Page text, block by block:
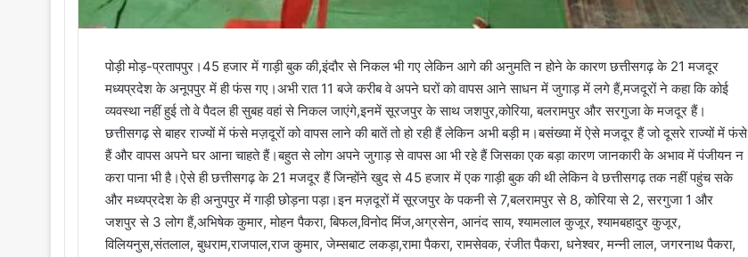
पोड़ी मोड़-प्रतापपुर।45 हजार में गाड़ी बुक की,इंदौर से निकल भी गए लेकिन आगे की अनुमति न होने के कारण छत्तीसगढ़ के 21 मजदूर
मध्यप्रदेश के अनूपपुर में ही फंस गए।अभी रात 11 बजे करीब वे अपने घरों को वापस आने साधन में जुगाड़ में लगे हैं,मजदूरों ने कहा कि कोई
व्यवस्था नहीं हुई तो वे पैदल ही सुबह वहां से निकल जाएंगे,इनमें सूरजपुर के साथ जशपुर,कोरिया, बलरामपुर और सरगुजा के मजदूर हैं।
छत्तीसगढ़ से बाहर राज्यों में फंसे मज़दूरों को वापस लाने की बातें तो हो रही हैं लेकिन अभी बड़ी म।बसंख्या में ऐसे मजदूर हैं जो दूसरे राज्यों में फंसे
हैं और वापस अपने घर आना चाहते हैं।बहुत से लोग अपने जुगाड़ से वापस आ भी रहे हैं जिसका एक बड़ा कारण जानकारी के अभाव में पंजीयन न
करा पाना भी है।ऐसे ही छत्तीसगढ़ के 21 मजदूर हैं जिन्होंने खुद से 45 हजार में एक गाड़ी बुक की थी लेकिन वे छत्तीसगढ़ तक नहीं पहुंच सके
और मध्यप्रदेश के ही अनुपपुर में गाड़ी छोड़ना पड़ा।इन मज़दूरों में सूरजपुर के पकनी से 7,बलरामपुर से 8, कोरिया से 2, सरगुजा 1 और
जशपुर से 3 लोग हैं,अभिषेक कुमार, मोहन पैकरा, बिफल,विनोद मिंज,अग्रसेन, आनंद साय, श्यामलाल कुजूर, श्यामबहादुर कुजूर,
विलियनुस,संतलाल, बुधराम,राजपाल,राज कुमार, जेम्सबाट लकड़ा,रामा पैकरा, रामसेवक, रंजीत पैकरा, धनेश्वर, मन्नी लाल, जगरनाथ पैकरा,